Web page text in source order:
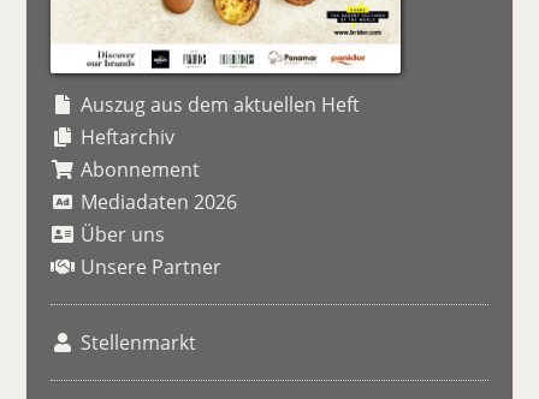
Auszug aus dem aktuellen Heft
Heftarchiv
Abonnement
Mediadaten 2026
Über uns
Unsere Partner
Stellenmarkt